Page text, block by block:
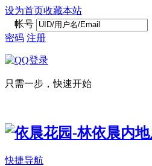
设为首页收藏本站
帐号
密码 注册
只需一步，快速开始
快捷导航